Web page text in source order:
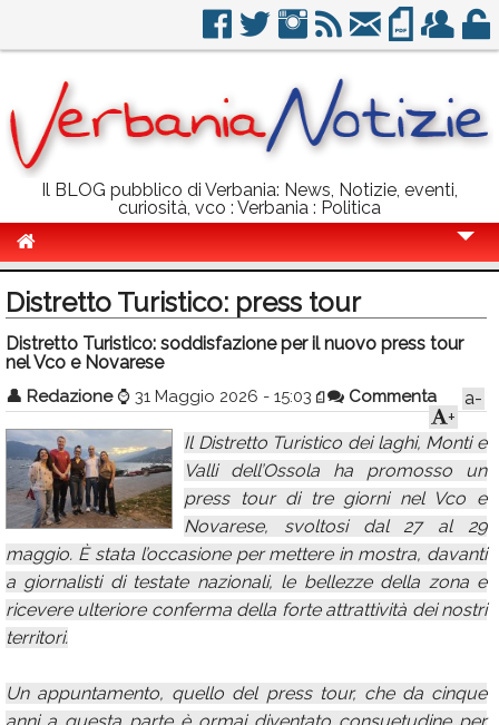
Il BLOG pubblico di Verbania: News, Notizie, eventi,
curiosità, vco : Verbania : Politica
Politica
Sport
Eventi
Info Utili
Rubriche
Calendario
Annunci
Distretto Turistico: press tour
Distretto Turistico: soddisfazione per il nuovo press tour
nel Vco e Novarese
👤 Redazione ⌚ 31 Maggio 2026 - 15:03 Commenta
a-
+
Il Distretto Turistico dei laghi, Monti e
Valli dell’Ossola ha promosso un
press tour di tre giorni nel Vco e
Novarese, svoltosi dal 27 al 29
maggio. È stata l’occasione per mettere in mostra, davanti
a giornalisti di testate nazionali, le bellezze della zona e
ricevere ulteriore conferma della forte attrattività dei nostri
territori.
Un appuntamento, quello del press tour, che da cinque